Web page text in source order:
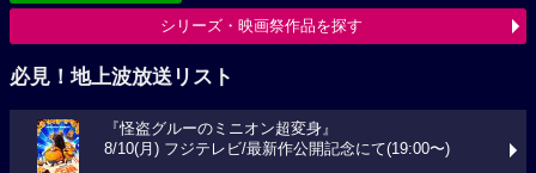
シリーズ・映画祭作品を探す
必見！地上波放送リスト
『怪盗グルーのミニオン超変身』
8/10(月) フジテレビ/最新作公開記念にて(19:00〜)